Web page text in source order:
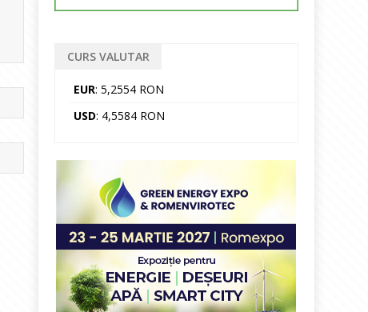
CURS VALUTAR
EUR: 5,2554 RON
USD: 4,5584 RON